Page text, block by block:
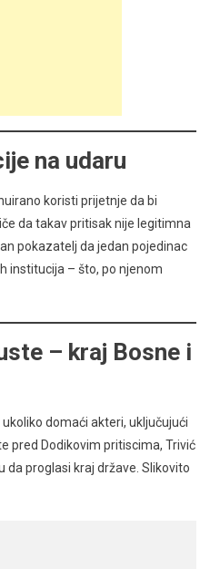
na udaru
koristi prijetnje da bi
da takav pritisak nije legitimna
pokazatelj da jedan pojedinac
institucija – što, po njenom
– kraj Bosne i
domaći akteri, uključujući
pred Dodikovim pritiscima, Trivić
da proglasi kraj države. Slikovito